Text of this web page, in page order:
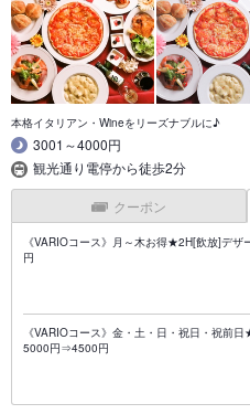
本格イタリアン・Wineをリーズナブルに♪
3001～4000円
観光通り電停から徒歩2分
クーポン
《VARIOコース》月～木お得★2H[飲放]デ
円
《VARIOコース》金・土・日・祝日・祝前
5000円⇒4500円